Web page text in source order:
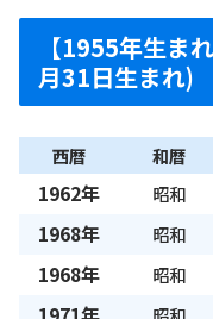
【1955年生ま
月31日生まれ)
西暦 和暦
1962年 昭和
1968年 昭和
1968年 昭和